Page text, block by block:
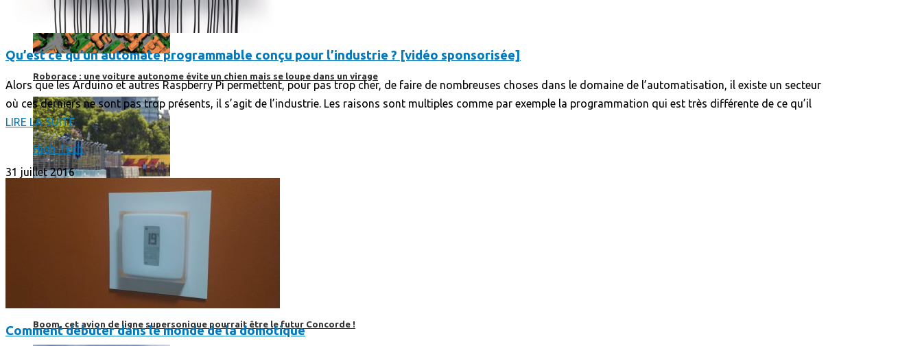
Roborace : une voiture autonome évite un chien mais se loupe dans un virage
Boom, cet avion de ligne supersonique pourrait être le futur Concorde !
Qu’est ce qu’un automate programmable conçu pour l’industrie ? [vidéo sponsorisée]
Alors que les Arduino et autres Raspberry Pi permettent, pour pas trop cher, de faire de nombreuses choses dans le domaine de l’automatisation, il existe un secteur
où ces derniers ne sont pas trop présents, il s’agit de l’industrie. Les raisons sont multiples comme par exemple la programmation qui est très différente de ce qu’il
LIRE LA SUITE
High-Tech
31 juillet 2016
Comment débuter dans le monde de la domotique